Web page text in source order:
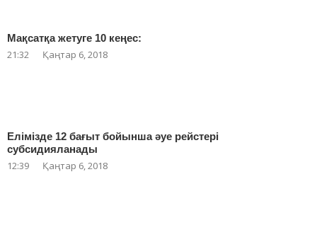
Мақсатқа жетуге 10 кеңес:
21:32 Қаңтар 6, 2018
Елімізде 12 бағыт бойынша әуе рейстері
субсидияланады
12:39 Қаңтар 6, 2018